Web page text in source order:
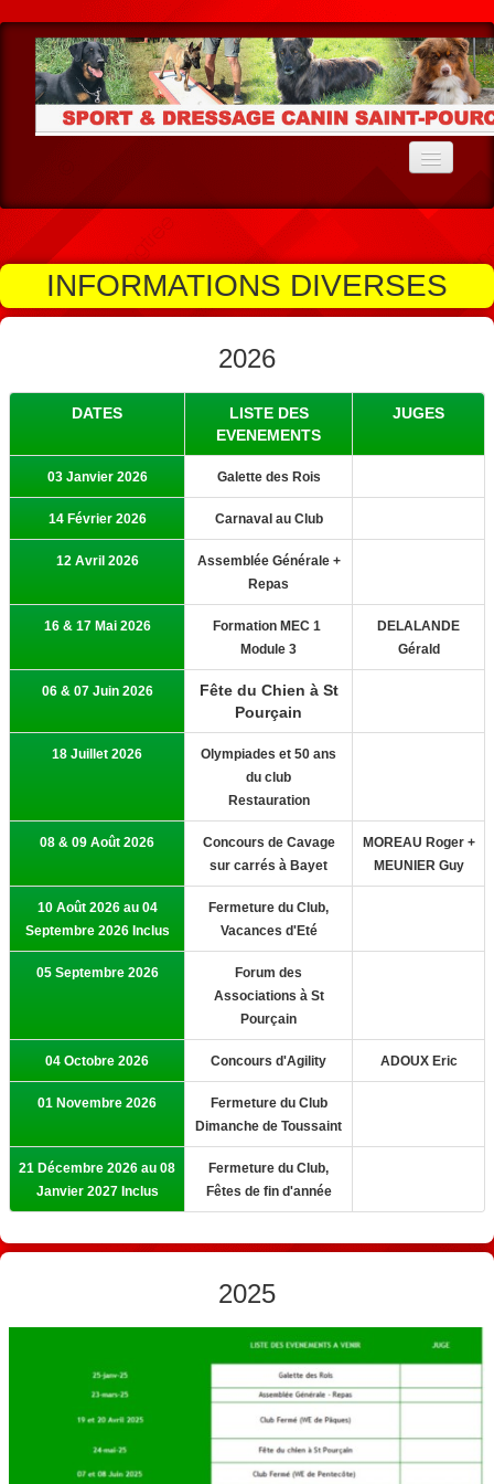
Le Club
Ecole du Chiot
Résultats Agility
Résultats Cavage
Infos Dates à Retenir
Plan Accès Au Club
INFORMATIONS DIVERSES
2026
DATES
LISTE DES
EVENEMENTS
JUGES
03 Janvier 2026 Galette des Rois
14 Février 2026 Carnaval au Club
12 Avril 2026
Assemblée Générale +
Repas
16 & 17 Mai 2026
Formation MEC 1
Module 3
DELALANDE
Gérald
06 & 07 Juin 2026
Fête du Chien à St
Pourçain
18 Juillet 2026
Olympiades et 50 ans
du club
Restauration
08 & 09 Août 2026
Concours de Cavage
sur carrés à Bayet
MOREAU Roger +
MEUNIER Guy
10 Août 2026 au 04
Septembre 2026 Inclus
Fermeture du Club,
Vacances d'Eté
05 Septembre 2026
Forum des
Associations à St
Pourçain
04 Octobre 2026 Concours d'Agility ADOUX Eric
01 Novembre 2026
Fermeture du Club
Dimanche de Toussaint
21 Décembre 2026 au 08
Janvier 2027 Inclus
Fermeture du Club,
Fêtes de fin d'année
2025